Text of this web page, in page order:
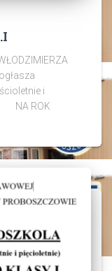
ogłasza
i
ROK